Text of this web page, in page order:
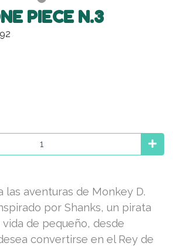
PIECE N.3
las aventuras de Monkey D.
por Shanks, un pirata
de pequeño, desde
convertirse en el Rey de